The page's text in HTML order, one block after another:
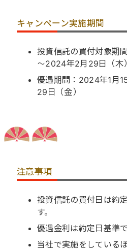
キャンペーン実施期間
投資信託の買付対象期
～2024年2月29日（木
優遇期間：2024年1月
29日（金）
注意事項
投資信託の買付日は約
す。
優遇金利は約定日基準
当社で実施をしている